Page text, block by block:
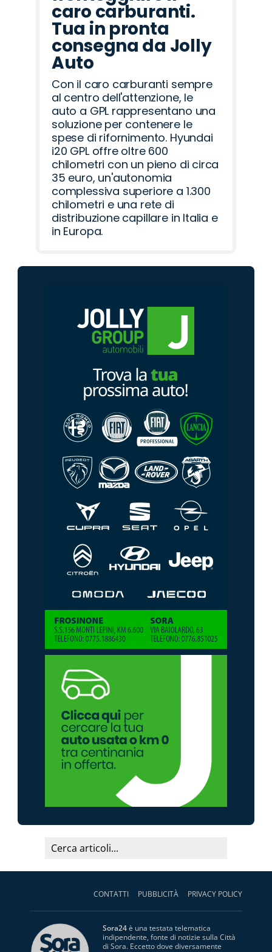
caro carburanti.
Tua in pronta
consegna da Jolly
Auto
Con il caro carburanti sempre
al centro dell'attenzione, le
auto a GPL rappresentano una
soluzione per contenere le
spese di rifornimento. Hyundai
i20 GPL offre oltre 600
chilometri con un pieno di circa
35 euro, un'autonomia
complessiva superiore a 1.300
chilometri e una rete di
distribuzione capillare in Italia e
in Europa.
CONTATTI PUBBLICITÀ PRIVACY POLICY
Sora24è una testata telematica
indipendente, fonte di notizie sulla Città
di Sora. Eccetto dove diversamente